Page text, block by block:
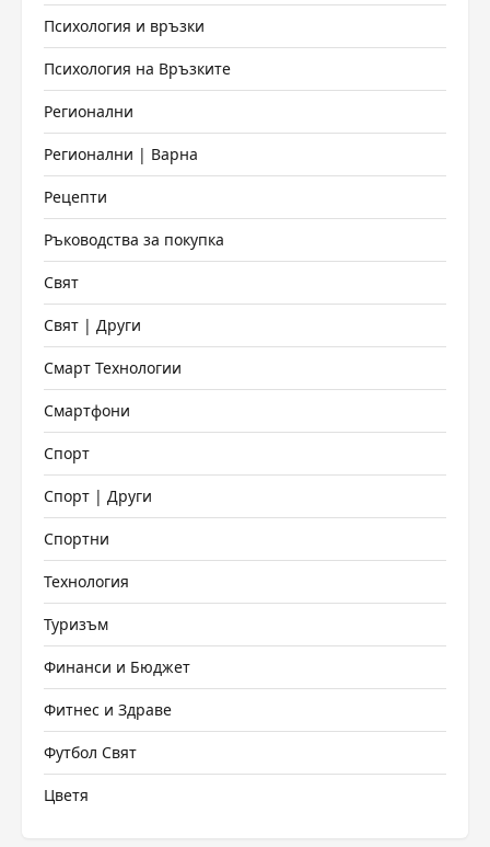
Психология и връзки
Психология на Връзките
Регионални
Регионални | Варна
Рецепти
Ръководства за покупка
Свят
Свят | Други
Смарт Технологии
Смартфони
Спорт
Спорт | Други
Спортни
Технология
Туризъм
Финанси и Бюджет
Фитнес и Здраве
Футбол Свят
Цветя